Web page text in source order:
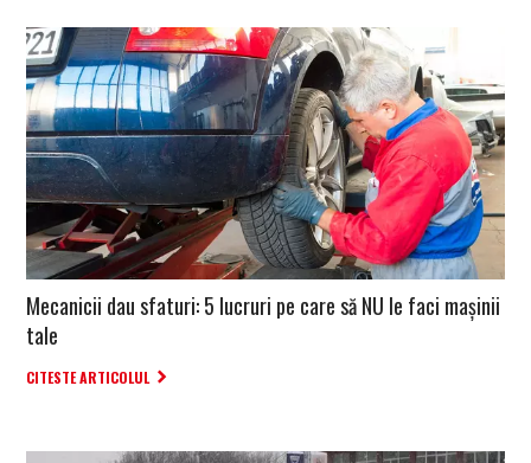
Mecanicii dau sfaturi: 5 lucruri pe care să NU le faci mașinii
tale
CITESTE ARTICOLUL